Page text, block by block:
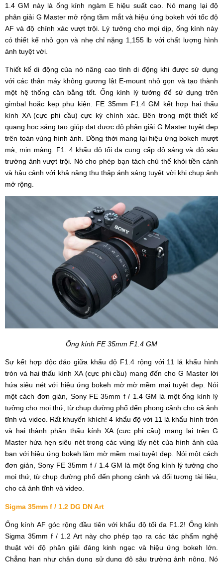
1.4 GM này là ống kính ngàm E hiệu suất cao. Nó mang lại độ
phân giải G Master mở rộng tầm mắt và hiệu ứng bokeh với tốc độ
AF và độ chính xác vượt trội. Lý tưởng cho mọi dịp, ống kính này
có thiết kế nhỏ gọn và nhẹ chỉ nặng 1,155 lb với chất lượng hình
ảnh tuyệt vời.
Thiết kế di động của nó nâng cao tính di động khi được sử dụng
với các thân máy không gương lật E-mount nhỏ gọn và tạo thành
một hệ thống cân bằng tốt. Ống kính lý tưởng để sử dụng trên
gimbal hoặc kẹp phụ kiện. FE 35mm F1.4 GM kết hợp hai thấu
kính XA (cực phi cầu) cực kỳ chính xác. Bên trong một thiết kế
quang học sáng tạo giúp đạt được độ phân giải G Master tuyệt đẹp
trên toàn vùng hình ảnh. Đồng thời mang lại hiệu ứng bokeh mượt
mà, mịn màng. F1. 4 khẩu độ tối đa cung cấp độ sáng và độ sâu
trường ảnh vượt trội. Nó cho phép bạn tách chủ thể khỏi tiền cảnh
và hậu cảnh với khả năng thu thập ánh sáng tuyệt vời khi chụp ảnh
mở rộng.
Ống kính FE 35mm F1.4 GM
Sự kết hợp độc đáo giữa khẩu độ F1.4 rộng với 11 lá khẩu hình
tròn và hai thấu kính XA (cực phi cầu) mang đến cho G Master lời
hứa siêu nét với hiệu ứng bokeh mờ mờ mềm mại tuyệt đẹp. Nói
một cách đơn giản, Sony FE 35mm f / 1.4 GM là một ống kính lý
tưởng cho mọi thứ, từ chụp đường phố đến phong cảnh cho cả ảnh
tĩnh và video. Rất khuyến khích! 4 khẩu độ với 11 lá khẩu hình tròn
và hai thành phần thấu kính XA (cực phi cầu) mang lại trên G
Master hứa hẹn siêu nét trong các vùng lấy nét của hình ảnh của
bạn với hiệu ứng bokeh làm mờ mềm mại tuyệt đẹp. Nói một cách
đơn giản, Sony FE 35mm f / 1.4 GM là một ống kính lý tưởng cho
mọi thứ, từ chụp đường phố đến phong cảnh và đối tượng tài liệu,
cho cả ảnh tĩnh và video.
Sigma 35mm f / 1.2 DG DN Art
Ống kính AF góc rộng đầu tiên với khẩu độ tối đa F1.2! Ống kính
Sigma 35mm f / 1.2 Art này cho phép tạo ra các tác phẩm nghệ
thuật với độ phân giải đáng kinh ngạc và hiệu ứng bokeh lớn.
Chẳng hạn như chân dung sử dụng độ sâu trường ảnh nông. Nó